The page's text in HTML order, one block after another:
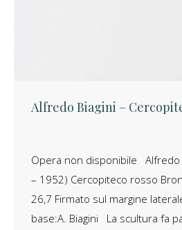
Alfredo Biagini –
Opera non disponibile Alfredo
– 1952) Cercopiteco rosso
26,7 Firmato sul margine
base:A. Biagini La scultura fa